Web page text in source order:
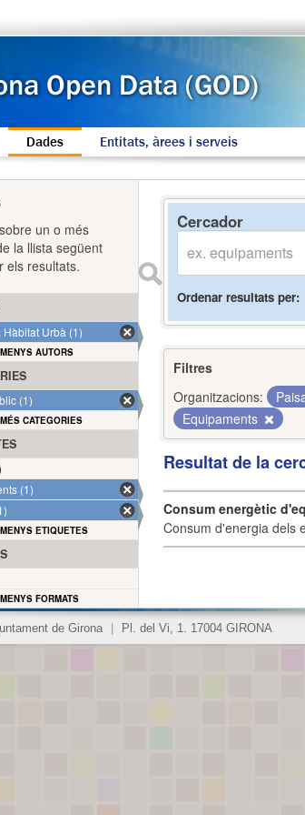
Dades Entitats, àrees i serveis
Cercador
Ordenar resultats per
Filtres
Organitzacions:
Equipaments
Resultat de la
Consum energètic
Consum d'energia dels
un o més
la llista següent
els resultats.
Hàbitat Urbà (1)
AUTORS
(1)
CATEGORIES
(1)
ETIQUETES
FORMATS
de Girona Pl. del Vi, 1. 17004 GIRONA